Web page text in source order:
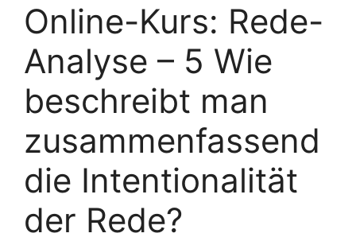
Online-Kurs: Rede-
Analyse – 5 Wie
beschreibt man
zusammenfassend
die Intentionalität
der Rede?